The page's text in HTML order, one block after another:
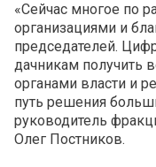
«Сейчас многое по
организациями и
председателей.
дачникам получить
органами власти и
путь решения
руководитель
Олег Постников.